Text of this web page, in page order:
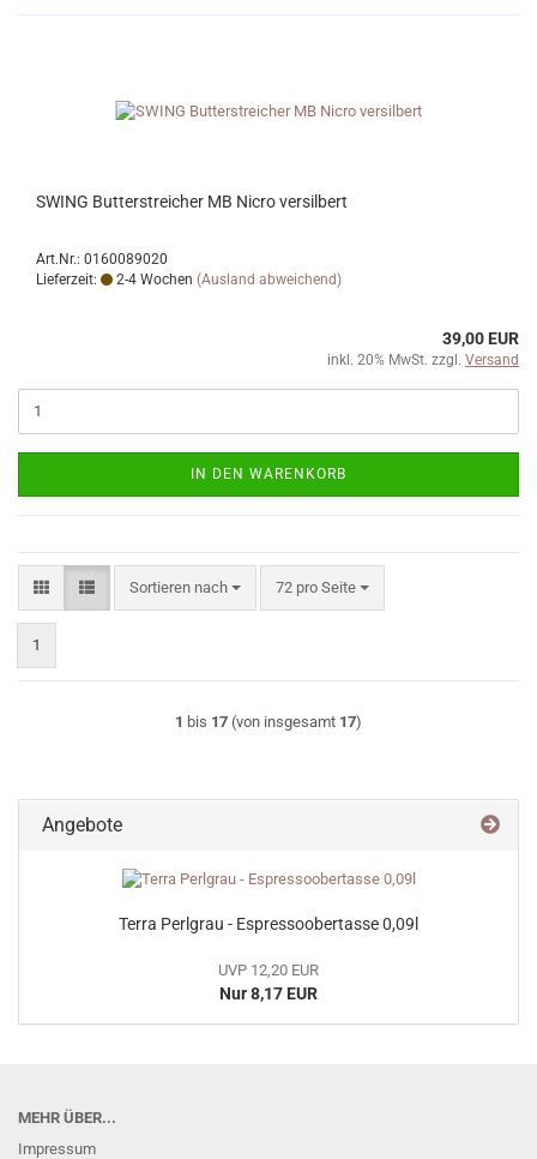
SWING Butterstreicher MB Nicro versilbert
Art.Nr.: 0160089020
Lieferzeit:
2-4 Wochen (Ausland abweichend)
39,00 EUR
inkl. 20% MwSt. zzgl. Versand
IN DEN WARENKORB
Sortieren nach
Sortieren nach 72 pro Seite
pro Seite
1
1 bis 17 (von insgesamt 17)
Angebote
Terra Perlgrau - Espressoobertasse 0,09l
UVP 12,20 EUR
Nur 8,17 EUR
MEHR ÜBER...
Impressum